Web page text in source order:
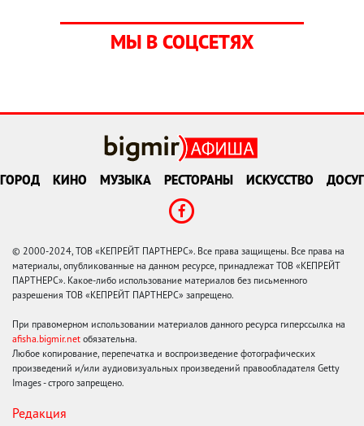
МЫ В СОЦСЕТЯХ
ГОРОД КИНО МУЗЫКА РЕСТОРАНЫ ИСКУССТВО ДОСУГ
© 2000-2024, ТОВ «КЕПРЕЙТ ПАРТНЕРС». Все права защищены. Все права на
материалы, опубликованные на данном ресурсе, принадлежат ТОВ «КЕПРЕЙТ
ПАРТНЕРС». Какое-либо использование материалов без письменного
разрешения ТОВ «КЕПРЕЙТ ПАРТНЕРС» запрещено.
При правомерном использовании материалов данного ресурса гиперссылка на
afisha.bigmir.net обязательна.
Любое копирование, перепечатка и воспроизведение фотографических
произведений и/или аудиовизуальных произведений правообладателя Getty
Images - строго запрещено.
Редакция